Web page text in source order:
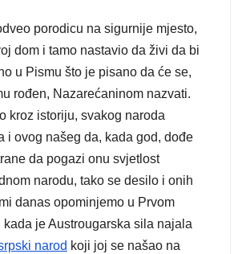
porodicu na sigurnije mjesto,
dom i tamo nastavio da živi da bi
u Pismu što je pisano da će se,
rođen, Nazarećaninom nazvati.
kroz istoriju, svakog naroda
i ovog našeg da, kada god, dođe
da pogazi onu svjetlost
narodu, tako se desilo i onih
danas opominjemo u Prvom
kada je Austrougarska sila najala
narod koji joj se našao na